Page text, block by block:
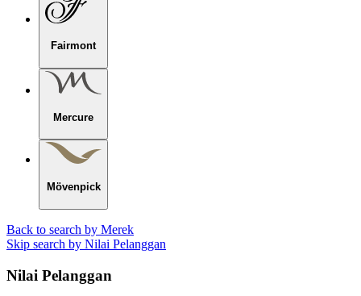
Fairmont
Mercure
Mövenpick
Back to search by Merek
Skip search by Nilai Pelanggan
Nilai Pelanggan